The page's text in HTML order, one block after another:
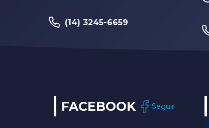
(14) 3245-6659
FACEBOOK Seguir